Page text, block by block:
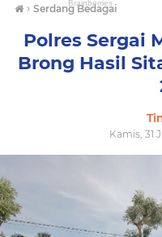
› Serdang Bedagai
Polres Sergai
Brong Hasil
Kamis, 31